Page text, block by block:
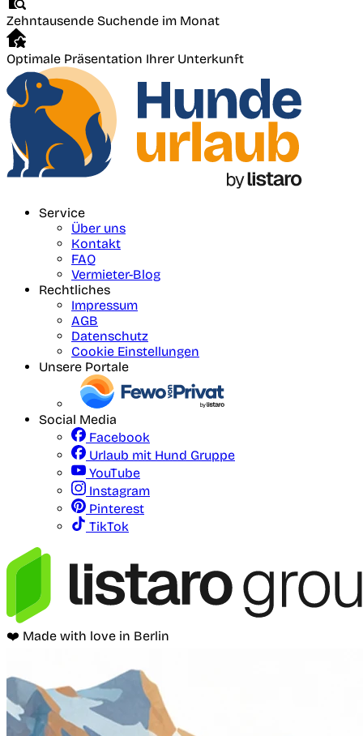
Zehntausende Suchende im Monat
Optimale Präsentation Ihrer Unterkunft
Service
Über uns
Kontakt
FAQ
Vermieter-Blog
Rechtliches
Impressum
AGB
Datenschutz
Cookie Einstellungen
Unsere Portale
Social Media
Facebook
Urlaub mit Hund Gruppe
YouTube
Instagram
Pinterest
TikTok
❤️ Made with love in Berlin